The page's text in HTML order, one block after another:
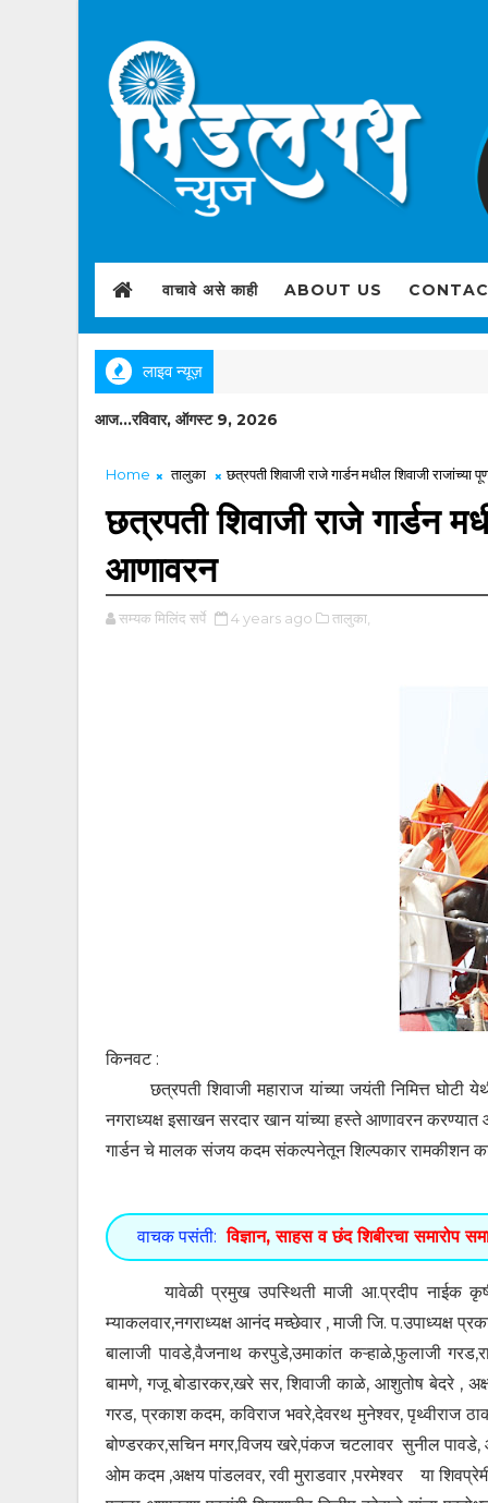
वाचावे असे काही ABOUT US
लाइव न्यूज़
आज...रविवार, ऑगस्ट 9, 2026
Home तालुका छत्रपती शिवाजी राजे गार्डन मधील शिवाजी राजांच्या
छत्रपती शिवाजी राजे गार्डन
आणावरन
सम्यक मिलिंद सर्पे 4 years ago तालुका,
किनवट :
छत्रपती शिवाजी महाराज यांच्या जयंती निमित्त घोटी
नगराध्यक्ष इसाखन सरदार खान यांच्या हस्ते आणावरन
गार्डन चे मालक संजय कदम संकल्पनेतून शिल्पकार रामकीशन
वाचक पसंती: विज्ञान, साहस व छंद शिबीरचा समारोप
यावेळी प्रमुख उपस्थिती माजी आ.प्रदीप नाईक कृषी
म्याकलवार,नगराध्यक्ष आनंद मच्छेवार , माजी जि. प.उपाध्यक्ष
बालाजी पावडे,वैजनाथ करपुडे,उमाकांत कऱ्हाळे,फुलाजी
बामणे, गजू बोडारकर,खरे सर, शिवाजी काळे, आशुतोष बेदरे ,
गरड, प्रकाश कदम, कविराज भवरे,देवरथ मुनेश्वर, पृथ्वीराज
बोण्डरकर,सचिन मगर,विजय खरे,पंकज चटलावर सुनील
ओम कदम ,अक्षय पांडलवर, रवी मुराडवार ,परमेश्वर या